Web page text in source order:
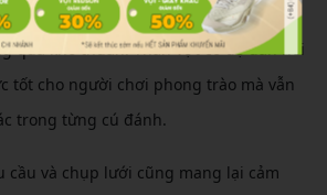
Axforce 100 Gen 2 là cảm giác đánh
quá khó thuần. Thân vợt có độ đàn hồi
tốt cho người chơi phong trào mà vẫn
trong từng cú đánh.
cầu và chụp lưới cũng mang lại cảm